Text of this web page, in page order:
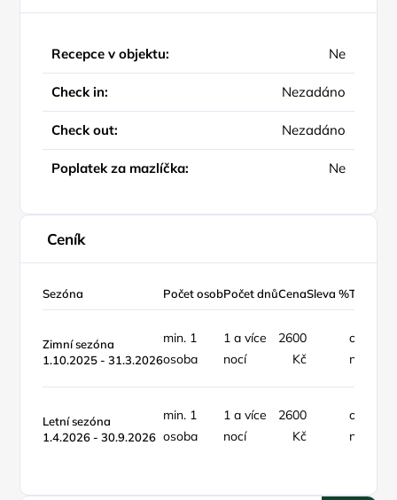
Recepce v objektu: Ne
Check in: Nezadáno
Check out: Nezadáno
Poplatek za mazlíčka: Ne
Ceník
Sezóna Počet osobPočet dnůCenaSleva %Typ ceny
Zimní sezóna
1.10.2025 - 31.3.2026
min. 1
osoba
1 a více
nocí
2600
Kč
objekt /
noc
Letní sezóna
1.4.2026 - 30.9.2026
min. 1
osoba
1 a více
nocí
2600
Kč
objekt /
noc